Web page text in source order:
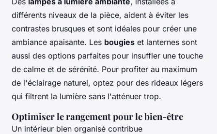
différents niveaux de la pièce, aident à éviter les
contrastes brusques et sont idéales pour créer une
ambiance apaisante. Les bougies et lanternes sont
aussi des options parfaites pour insuffler une touche
de calme et de sérénité. Pour profiter au maximum
de l'éclairage naturel, optez pour des rideaux légers
qui filtrent la lumière sans l'atténuer trop.
Optimiser le rangement pour le bien-être
Un intérieur bien organisé contribue